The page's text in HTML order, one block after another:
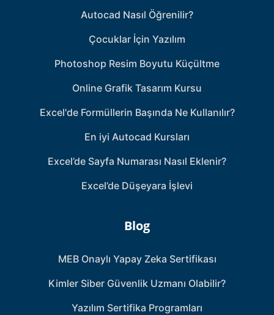
Autocad Nasıl Öğrenilir?
Çocuklar İçin Yazılım
Photoshop Resim Boyutu Küçültme
Online Grafik Tasarım Kursu
Excel'de Formüllerin Başında Ne Kullanılır?
En iyi Autocad Kursları
Excel’de Sayfa Numarası Nasıl Eklenir?
Excel’de Düşeyara İşlevi
Blog
MEB Onaylı Yapay Zeka Sertifikası
Kimler Siber Güvenlik Uzmanı Olabilir?
Yazılım Sertifika Programları